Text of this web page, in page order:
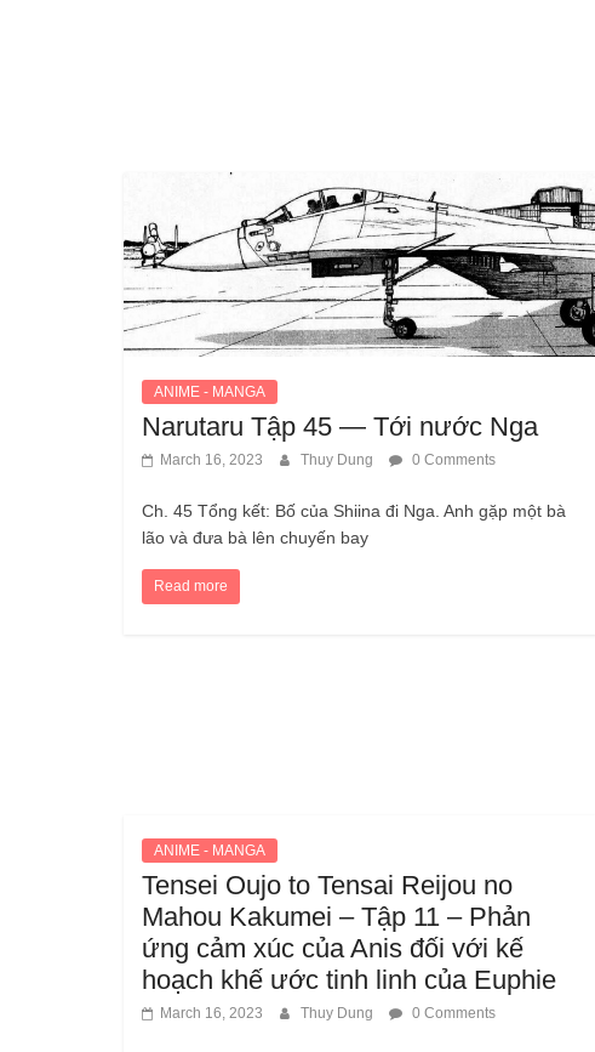
ANIME - MANGA
Narutaru Tập 45 — Tới ​​nước Nga
March 16, 2023 Thuy Dung 0 Comments
Ch. 45 Tổng kết: Bố của Shiina đi Nga. Anh gặp một bà
lão và đưa bà lên chuyến bay
Read more
ANIME - MANGA
Tensei Oujo to Tensai Reijou no
Mahou Kakumei – Tập 11 – Phản
ứng cảm xúc của Anis đối với kế
hoạch khế ước tinh linh của Euphie
March 16, 2023 Thuy Dung 0 Comments